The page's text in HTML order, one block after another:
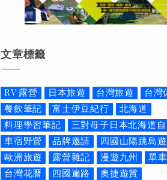
文章標籤
RV 露營 日本旅遊 台灣旅遊
台灣
餐飲筆記
富士伊豆紀行
北海道
料理學習筆記
三對母子日本北海道
車宿野營
品牌邀請
四國山陽跳島遊
歐洲旅遊
露營雜記 漫遊九州
單車
台灣花曆
四國遍路
奧捷遊賞